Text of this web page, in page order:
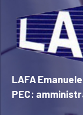
LAFA
PEC: